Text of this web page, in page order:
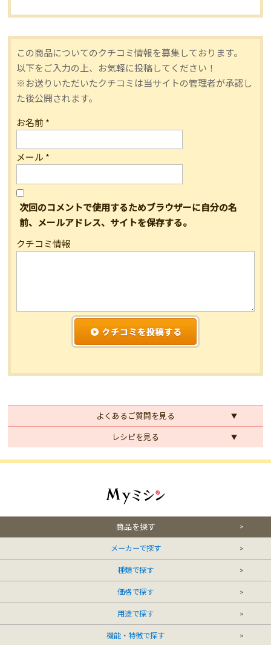
この商品についてのクチコミ情報を募集しております。
以下をご入力の上、お気軽に投稿してください！
※お送りいただいたクチコミは当サイトの管理者が承認し
た後公開されます。
お名前*
メール *
次回のコメントで使用するためブラウザーに自分の名
前、メールアドレス、サイトを保存する。
クチコミ情報
よくあるご質問を見る
レシピを見る
商品を探す
メーカーで探す
種類で探す
価格で探す
用途で探す
機能・特徴で探す